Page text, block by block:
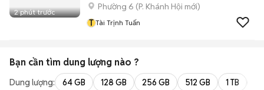
2 phút trước
Phường 6 (P. Khánh Hội mới)
T Tài Trịnh Tuấn
Bạn cần tìm dung lượng nào ?
Dung lượng: 64 GB 128 GB 256 GB 512 GB 1 TB